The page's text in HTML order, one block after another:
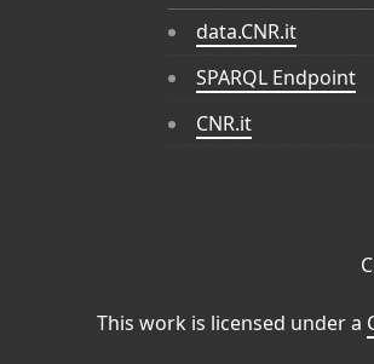
data.CNR.it
SPARQL Endpoint
CNR.it
This work is licensed under a